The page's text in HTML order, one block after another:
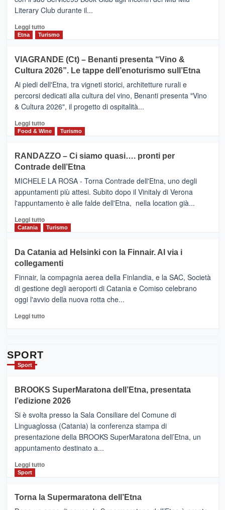
privilegiata
secondo
dati
di
Anche
la
Alcantara
nei
primi
nella
classifica
Literary Club durante il...
Leggi tuttoLeggi
di
IL
SAN
DOMENICO
PALACE
TAORMINA,
UN
HOTEL
FOUR
IL
NUOVO
SUMMER
CLUB
Etna Turismo
VIAGRANDE (Ct) – Benanti presenta “Vino &
Cultura 2026”. Le tappe dell’enoturismo sull’Etna
Ai piedi dell'Etna, tra vigneti storici, architetture rurali e
percorsi dedicati alla cultura del vino, Benanti presenta "Vino
& Cultura 2026", il progetto di ospitalità...
Leggi tuttoLeggi
di
VIAGRANDE
(Ct)
–
Benanti
presenta
“Vino
&
Cultura
tappe
dell’enoturismo
Food & Wine Turismo
RANDAZZO – Ci siamo quasi…. pronti per
Contrade dell’Etna
MICHELE LA ROSA - Torna Contrade dell'Etna, uno degli
appuntamenti più attesi. Subito dopo il Vinitaly di Verona
l'appuntamento è alle falde dell'Etna, nella location già...
Leggi tuttoLeggi
di
RANDAZZO
–
Ci
siamo
quasi….
pronti
per
Catania Turismo
Da Catania ad Helsinki con la Finnair. Al via i
collegamenti
Finnair, la compagnia aerea della Finlandia, e la SAC, Società
di gestione degli aeroporti di Catania e Comiso celebrano
oggi l'avvio della nuova rotta che...
Leggi tuttoLeggi
con
la
Al
via
i
collegamenti
SPORT
Sport
BROOKS SuperMaratona dell’Etna, presentata
l’edizione 2026
Si è svolta presso la Sala Consiliare del Comune di
Linguaglossa (Catania) la conferenza stampa di
presentazione della BROOKS SuperMaratona dell’Etna, un
appuntamento destinato a...
Leggi tuttoLeggi
BROOKS
Sport
Torna la Supermaratona dell’Etna